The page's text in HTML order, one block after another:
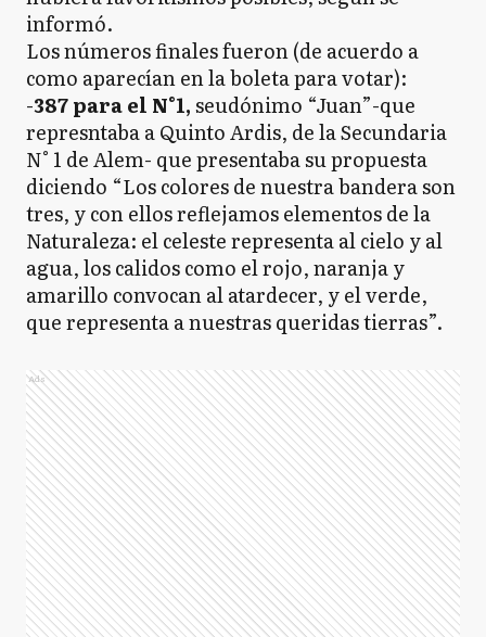
informó.
Los números finales fueron (de acuerdo a
como aparecían en la boleta para votar):
-387 para el N°1,seudónimo “Juan”-que
represntaba a Quinto Ardis, de la Secundaria
N° 1 de Alem- que presentaba su propuesta
diciendo “Los colores de nuestra bandera son
tres, y con ellos reflejamos elementos de la
Naturaleza: el celeste representa al cielo y al
agua, los calidos como el rojo, naranja y
amarillo convocan al atardecer, y el verde,
que representa a nuestras queridas tierras”.
Ads